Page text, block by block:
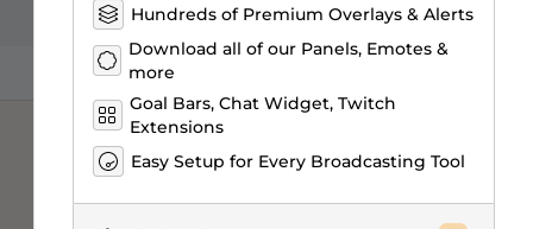
Hundreds of Premium Overlays & Alerts
Download all of our Panels, Emotes &
more
Goal Bars, Chat Widget, Twitch
Extensions
Easy Setup for Every Broadcasting Tool